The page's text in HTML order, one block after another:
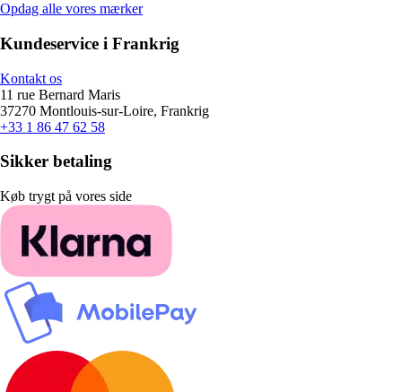
Opdag alle vores mærker
Kundeservice i Frankrig
Kontakt os
11 rue Bernard Maris
37270 Montlouis-sur-Loire, Frankrig
+33 1 86 47 62 58
Sikker betaling
Køb trygt på vores side